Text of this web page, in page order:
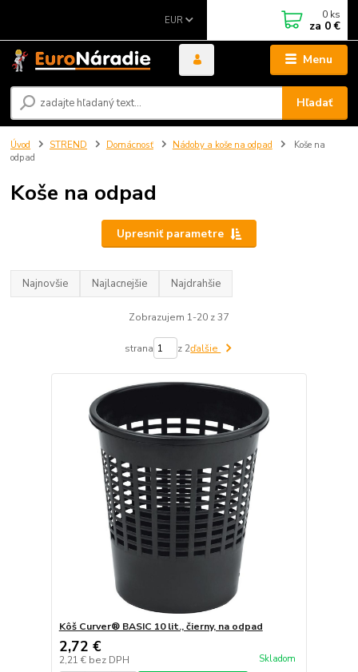
Menu
EUR
Hľadať
0 ks
za 0 €
Úvod STREND Domácnosť Nádoby a koše na odpad
Koše na
odpad
Koše na odpad
Upresniť parametre
Najnovšie Najlacnejšie Najdrahšie
Zobrazujem 1-20 z 37
strana z 2ďalšie
Kôš Curver® BASIC 10 lit., čierny, na odpad
2,72 €
2,21 € bez DPH Skladom